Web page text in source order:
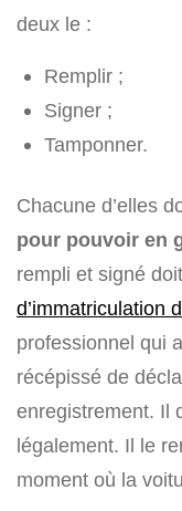
deux le :
Remplir ;
Signer ;
Tamponner.
Chacune d’elles
pour pouvoir en
rempli et signé
d’immatriculation
professionnel qui
récépissé de
enregistrement. Il
légalement. Il le
moment où la